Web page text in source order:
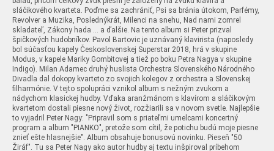
sláčikového kvarteta. Poďme sa zachrániť, Psi sa bránia útokom, Parfémy,
Revolver a Muzika, Poslednýkrát, Milenci na snehu, Nad nami zomrel
skladateľ, Zákony hada ... a ďalšie. Na tento album si Peter prizval
špičkových hudobníkov. Pavol Bartovic je uznávaný klavirista (naposledy
bol súčasťou kapely Československej Superstar 2018, hrá v skupine
Modus, v kapele Mariky Gombitovej a tiež po boku Petra Nagya v skupine
Indigo). Milan Adamec druhý huslista Orchestra Slovenského Národného
Divadla dal dokopy kvarteto zo svojich kolegov z orchestra a Slovenskej
filharmónie. V tejto spolupráci vznikol album s nežným zvukom a
nádychom klasickej hudby. Vďaka aranžmánom s klavírom a sláčikovým
kvartetom dostali piesne nový život, rozžiarili sa v novom svetle. Najlepšie
to vyjadril Peter Nagy: "Pripravil som s priateľmi umelcami koncertný
program a album "PIANKO", pretože som cítil, že potichu budú moje piesne
znieť ešte hlasnejšie". Album obsahuje bonusovú novinku. Pieseň "50
Žiráf". Tu sa Peter Nagy ako autor hudby aj textu inšpiroval príbehom